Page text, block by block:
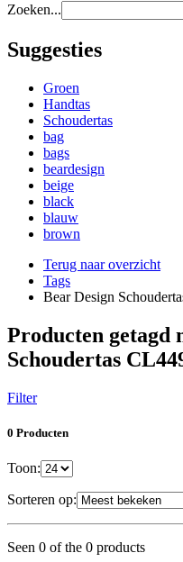
Zoeken...
Suggesties
Groen
Handtas
Schoudertas
bag
bags
beardesign
beige
black
blauw
brown
Terug naar overzicht
Tags
Bear Design
Producten getagd
Schoudertas
Filter
0 Producten
Toon:
Sorteren op:
Seen 0 of the 0 products